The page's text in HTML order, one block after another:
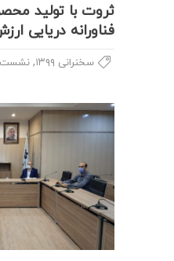
ثروت با تولید
فناورانه دریایی
سخنرانی ۱۳۹۹ , نشست ۱۳۹۹